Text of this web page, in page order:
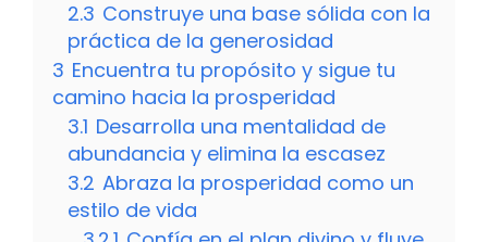
2.3 Construye una base sólida con la
práctica de la generosidad
3 Encuentra tu propósito y sigue tu
camino hacia la prosperidad
3.1 Desarrolla una mentalidad de
abundancia y elimina la escasez
3.2 Abraza la prosperidad como un
estilo de vida